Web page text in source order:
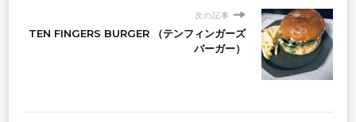
次の記事
TEN FINGERS BURGER （テンフィンガーズ
バーガー）